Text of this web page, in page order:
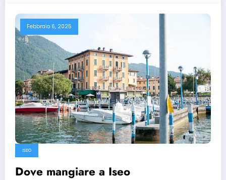
Febbraio 6, 2025
ISEO
Dove mangiare a Iseo